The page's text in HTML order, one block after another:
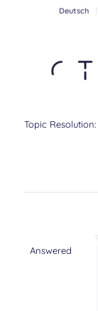
Deutsch
Topic Resolution:
Answered